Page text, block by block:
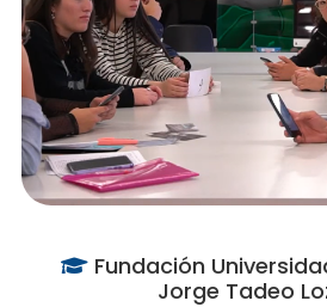
Fundación
Jorge Tadeo